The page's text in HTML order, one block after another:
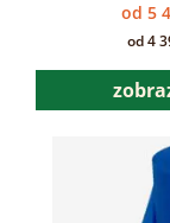
od 5
od4